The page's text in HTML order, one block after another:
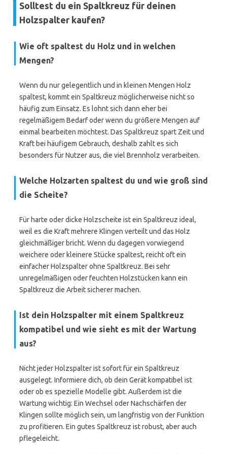
Solltest du ein Spaltkreuz für deinen
Holzspalter kaufen?
Wie oft spaltest du Holz und in welchen
Mengen?
Wenn du nur gelegentlich und in kleinen Mengen Holz
spaltest, kommt ein Spaltkreuz möglicherweise nicht so
häufig zum Einsatz. Es lohnt sich dann eher bei
regelmäßigem Bedarf oder wenn du größere Mengen auf
einmal bearbeiten möchtest. Das Spaltkreuz spart Zeit und
Kraft bei häufigem Gebrauch, deshalb zahlt es sich
besonders für Nutzer aus, die viel Brennholz verarbeiten.
Welche Holzarten spaltest du und wie groß sind
die Scheite?
Für harte oder dicke Holzscheite ist ein Spaltkreuz ideal,
weil es die Kraft mehrere Klingen verteilt und das Holz
gleichmäßiger bricht. Wenn du dagegen vorwiegend
weichere oder kleinere Stücke spaltest, reicht oft ein
einfacher Holzspalter ohne Spaltkreuz. Bei sehr
unregelmäßigen oder feuchten Holzstücken kann ein
Spaltkreuz die Arbeit sicherer machen.
Ist dein Holzspalter mit einem Spaltkreuz
kompatibel und wie sieht es mit der Wartung
aus?
Nicht jeder Holzspalter ist sofort für ein Spaltkreuz
ausgelegt. Informiere dich, ob dein Gerät kompatibel ist
oder ob es spezielle Modelle gibt. Außerdem ist die
Wartung wichtig: Ein Wechsel oder Nachschärfen der
Klingen sollte möglich sein, um langfristig von der Funktion
zu profitieren. Ein gutes Spaltkreuz ist robust, aber auch
pflegeleicht.